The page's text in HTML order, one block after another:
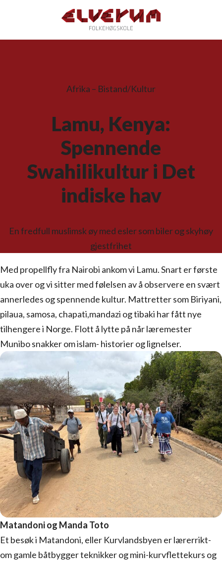
Afrika – Bistand/Kultur
Lamu, Kenya:
Spennende
Swahilikultur i Det
indiske hav
En fredfull muslimsk øy med esler som biler og skyhøy
gjestfrihet
Med propellfly fra Nairobi ankom vi Lamu. Snart er første
uka over og vi sitter med følelsen av å observere en svært
annerledes og spennende kultur. Mattretter som Biriyani,
pilaua, samosa, chapati,mandazi og tibaki har fått nye
tilhengere i Norge. Flott å lytte på når læremester
Munibo snakker om islam- historier og lignelser.
Matandoniog Manda Toto
Et besøk i Matandoni, eller Kurvlandsbyen er lærerrikt-
om gamle båtbygger teknikker og mini-kurvflettekurs og